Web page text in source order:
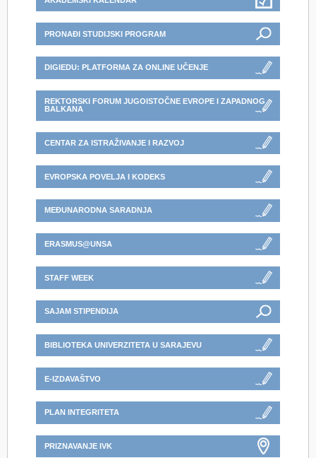
PRONAĐI STUDIJSKI PROGRAM
DIGIEDU: PLATFORMA ZA ONLINE UČENJE
REKTORSKI FORUM JUGOISTOČNE EVROPE I ZAPADNOG
BALKANA
CENTAR ZA ISTRAŽIVANJE I RAZVOJ
EVROPSKA POVELJA I KODEKS
MEĐUNARODNA SARADNJA
ERASMUS@UNSA
STAFF WEEK
SAJAM STIPENDIJA
BIBLIOTEKA UNIVERZITETA U SARAJEVU
E-IZDAVAŠTVO
PLAN INTEGRITETA
PRIZNAVANJE IVK